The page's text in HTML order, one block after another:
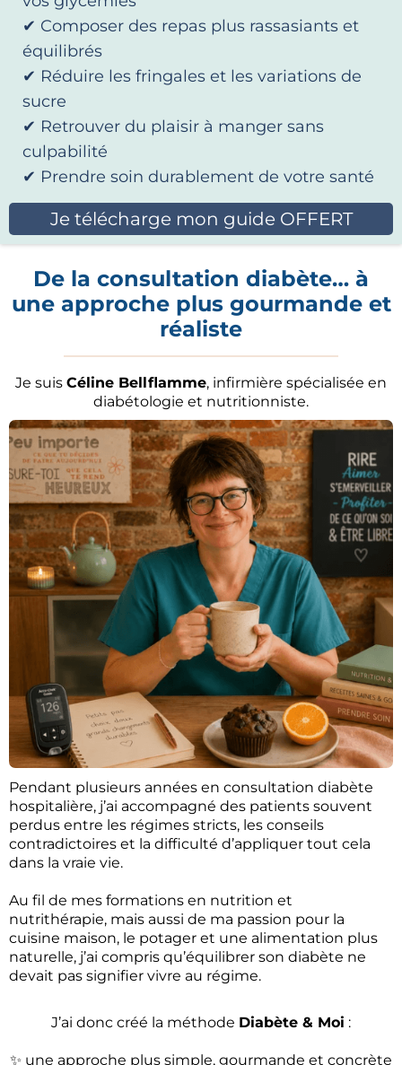
✔ Composer des repas plus rassasiants et
équilibrés
✔ Réduire les fringales et les variations de
sucre
✔ Retrouver du plaisir à manger sans
culpabilité
✔ Prendre soin durablement de votre santé
Je télécharge mon guide OFFERT
De la consultation diabète… à
une approche plus gourmande et
réaliste
Je suis Céline Bellflamme, infirmière spécialisée en
diabétologie et nutritionniste.
Pendant plusieurs années en consultation diabète
hospitalière, j’ai accompagné des patients souvent
perdus entre les régimes stricts, les conseils
contradictoires et la difficulté d’appliquer tout cela
dans la vraie vie.
Au fil de mes formations en nutrition et
nutrithérapie, mais aussi de ma passion pour la
cuisine maison, le potager et une alimentation plus
naturelle, j’ai compris qu’équilibrer son diabète ne
devait pas signifier vivre au régime.
J’ai donc créé la méthode Diabète & Moi :
✨ une approche plus simple, gourmande et concrète